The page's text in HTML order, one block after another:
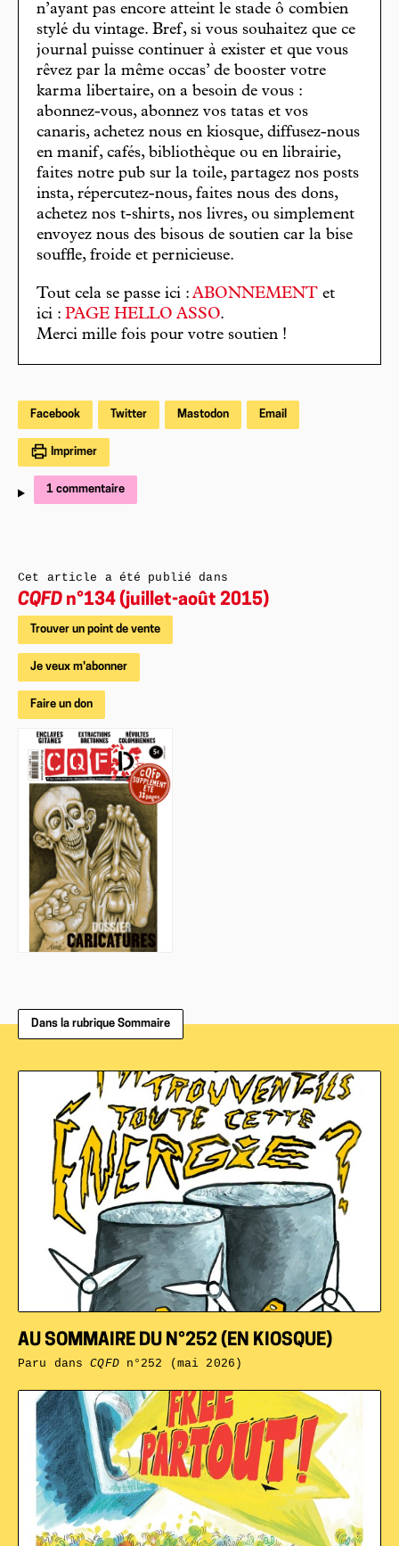
n’ayant pas encore atteint le stade ô combien
stylé du vintage. Bref, si vous souhaitez que ce
journal puisse continuer à exister et que vous
rêvez par la même occas’ de booster votre
karma libertaire, on a besoin de vous :
abonnez-vous, abonnez vos tatas et vos
canaris, achetez nous en kiosque, diffusez-nous
en manif, cafés, bibliothèque ou en librairie,
faites notre pub sur la toile, partagez nos posts
insta, répercutez-nous, faites nous des dons,
achetez nos t-shirts, nos livres, ou simplement
envoyez nous des bisous de soutien car la bise
souffle, froide et pernicieuse.
Tout cela se passe ici : ABONNEMENT et
ici : PAGE HELLO ASSO.
Merci mille fois pour votre soutien !
Facebook Twitter Mastodon Email
Imprimer
1 commentaire
Cet article a été publié dans
CQFD n°134 (juillet-août 2015)
Trouver un point de vente
Je veux m'abonner
Faire un don
Dans la rubrique Sommaire
AU SOMMAIRE DU N°252 (EN KIOSQUE)
Paru dansCQFDn°252 (mai 2026)